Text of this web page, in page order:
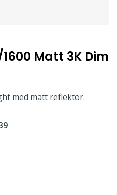
Matt 3K Dim
med matt reflektor.